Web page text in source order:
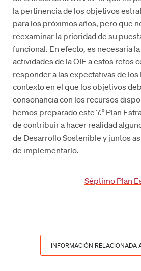
la pertinencia de los objetivos
para los próximos años, pero que
reexaminar la prioridad de su
funcional. En efecto, es necesaria
actividades de la OIE a estos retos
responder a las expectativas de
contexto en el que los objetivos
consonancia con los recursos
hemos preparado este 7.° Plan
de contribuir a hacer realidad
de Desarrollo Sostenible y juntos
de implementarlo.
Séptimo Plan
INFORMACIÓN RELACIONADA